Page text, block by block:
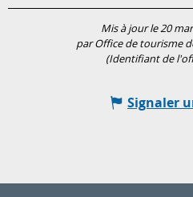
Mis à jour le 20
par Office de tourisme
(Identifiant de
Signaler